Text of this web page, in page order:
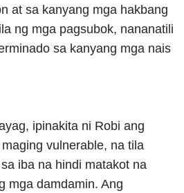
at sa kanyang mga hakbang
ng mga pagsubok, nananatili
sa kanyang mga nais
ipinakita ni Robi ang
vulnerable, na tila
iba na hindi matakot na
mga damdamin. Ang